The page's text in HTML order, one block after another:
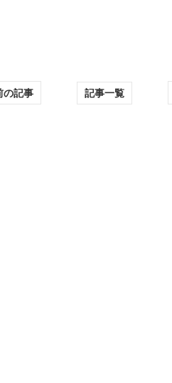
の記事 記事一覧